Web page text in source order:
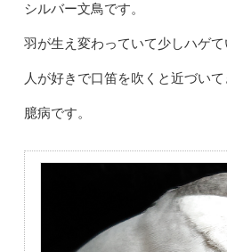
シルバー文鳥です。
羽が生え変わっていて少しハゲて
人が好きで口笛を吹くと近づいて
臆病です。